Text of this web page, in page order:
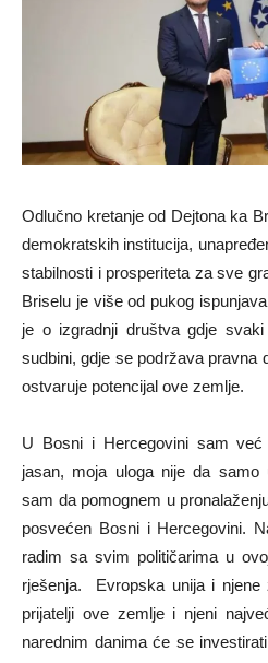
Odlučno kretanje od Dejtona ka
demokratskih institucija,
stabilnosti i prosperiteta za sve
Briselu je više od pukog
je o izgradnji društva gdje
sudbini, gdje se podržava pravna
ostvaruje potencijal ove zemlje.
U Bosni i Hercegovini sam
jasan, moja uloga nije da samo
sam da pomognem u
posvećen Bosni i Hercegovini.
radim sa svim političarima u
rješenja. Evropska unija i njene
prijatelji ove zemlje i njeni
narednim danima će se